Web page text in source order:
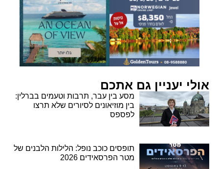
אולי יעניין גם אתכם
מסע בין עבר, תרבות וטעמים בברלין:
בין מוזיאונים לסיורים שלא תרצו
לפספס
תופסים כוכב נופל: הלילות הלבנים של
מטר הפרסאידים 2026